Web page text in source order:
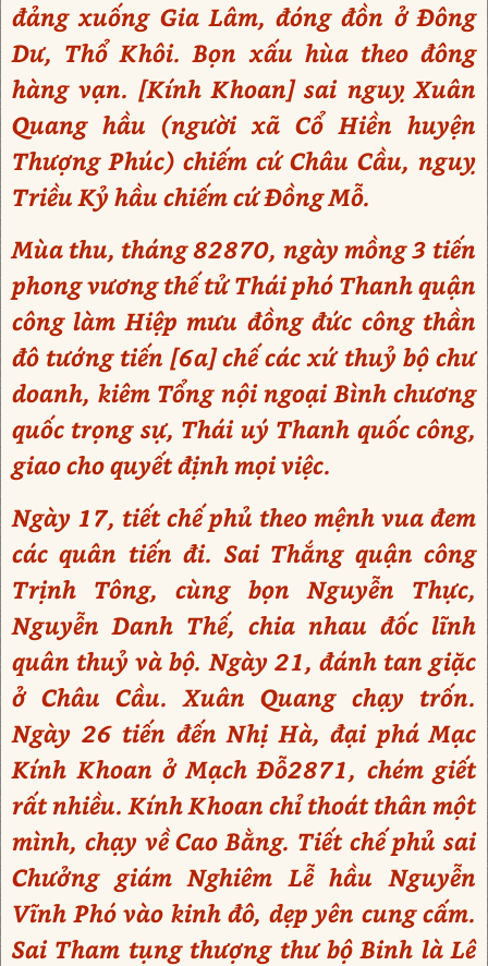
đảng xuống Gia Lâm, đóng đồn ở Đông
Dư, Thổ Khôi. Bọn xấu hùa theo đông
hàng vạn. [Kính Khoan] sai nguỵ Xuân
Quang hầu (người xã Cổ Hiền huyện
Thượng Phúc) chiếm cứ Châu Cầu, nguỵ
Triều Kỷ hầu chiếm cứ Đồng Mỗ.
Mùa thu, tháng 82870, ngày mồng 3 tiến
phong vương thế tử Thái phó Thanh quận
công làm Hiệp mưu đồng đức công thần
đô tướng tiến [6a] chế các xứ thuỷ bộ chư
doanh, kiêm Tổng nội ngoại Bình chương
quốc trọng sự, Thái uý Thanh quốc công,
giao cho quyết định mọi việc.
Ngày 17, tiết chế phủ theo mệnh vua đem
các quân tiến đi. Sai Thắng quận công
Trịnh Tông, cùng bọn Nguyễn Thực,
Nguyễn Danh Thế, chia nhau đốc lĩnh
quân thuỷ và bộ. Ngày 21, đánh tan giặc
ở Châu Cầu. Xuân Quang chạy trốn.
Ngày 26 tiến đến Nhị Hà, đại phá Mạc
Kính Khoan ở Mạch Đỗ2871, chém giết
rất nhiều. Kính Khoan chỉ thoát thân một
mình, chạy về Cao Bằng. Tiết chế phủ sai
Chưởng giám Nghiêm Lễ hầu Nguyễn
Vĩnh Phó vào kinh đô, dẹp yên cung cấm.
Sai Tham tụng thượng thư bộ Binh là Lê